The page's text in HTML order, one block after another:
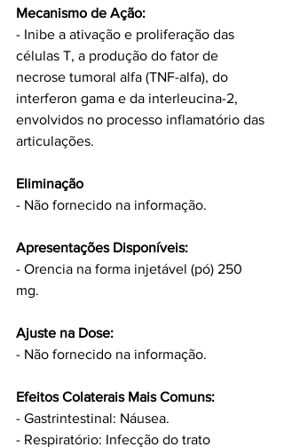
Mecanismo de Ação:
- Inibe a ativação e proliferação das
células T, a produção do fator de
necrose tumoral alfa (TNF-alfa), do
interferon gama e da interleucina-2,
envolvidos no processo inflamatório das
articulações.
Eliminação
- Não fornecido na informação.
Apresentações Disponíveis:
- Orencia na forma injetável (pó) 250
mg.
Ajuste na Dose:
- Não fornecido na informação.
Efeitos Colaterais Mais Comuns:
- Gastrintestinal: Náusea.
- Respiratório: Infecção do trato